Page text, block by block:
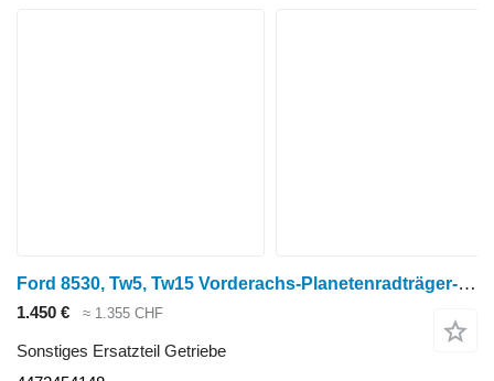
Ford 8530, Tw5, Tw15 Vorderachs-Planetenradträger-Baugruppe 44723 4472454148 für Radtraktor
1.450 € ≈ 1.355 CHF
Sonstiges Ersatzteil Getriebe